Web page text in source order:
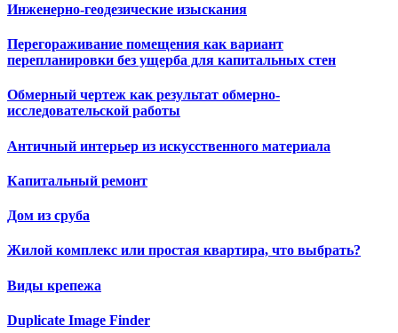
Инженерно-геодезические изыскания
Перегораживание помещения как вариант
перепланировки без ущерба для капитальных стен
Обмерный чертеж как результат обмерно-
исследовательской работы
Античный интерьер из искусственного материала
Капитальный ремонт
Дом из сруба
Жилой комплекс или простая квартира, что выбрать?
Виды крепежа
Duplicate Image Finder